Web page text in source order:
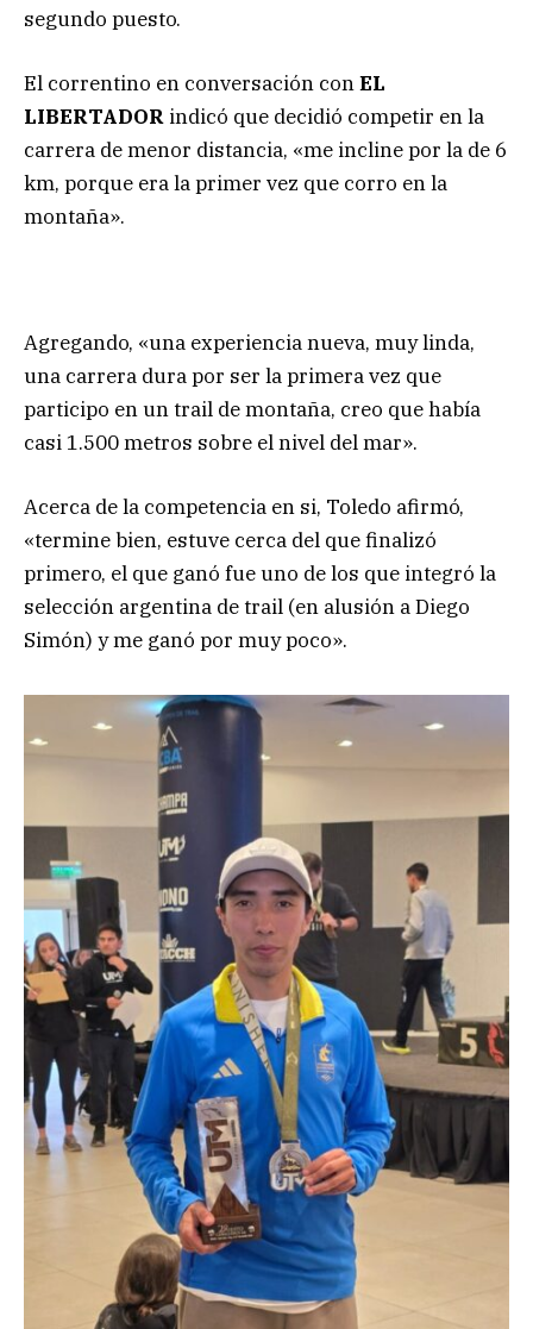
segundo puesto.
El correntino en conversación conEL
LIBERTADOR indicó que decidió competir en la
carrera de menor distancia, «me incline por la de 6
km, porque era la primer vez que corro en la
montaña».
Agregando, «una experiencia nueva, muy linda,
una carrera dura por ser la primera vez que
participo en un trail de montaña, creo que había
casi 1.500 metros sobre el nivel del mar».
Acerca de la competencia en si, Toledo afirmó,
«termine bien, estuve cerca del que finalizó
primero, el que ganó fue uno de los que integró la
selección argentina de trail (en alusión a Diego
Simón) y me ganó por muy poco».